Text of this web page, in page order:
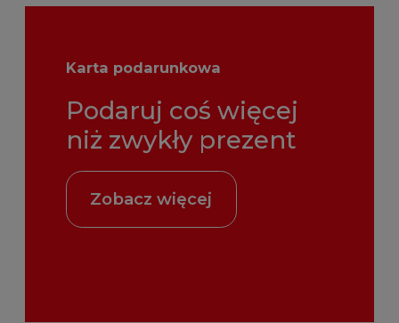
Karta podarunkowa
Podaruj coś więcej
niż zwykły prezent
Zobacz więcej